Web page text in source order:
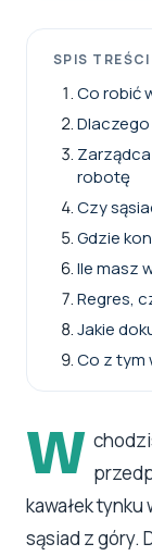
SPIS TREŚCI
Co robić
robotę
Czy
Gdzie
Ile masz
Regres,
Jakie
Co z tym
W
kawałek tynku
sąsiad z góry.